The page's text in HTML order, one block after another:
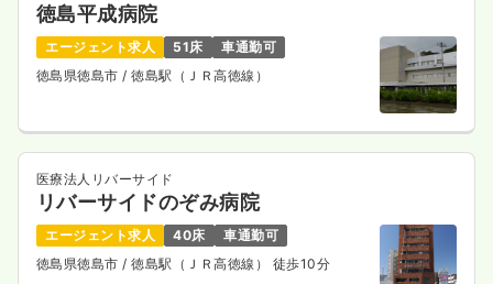
徳島平成病院
エージェント求人 51床
車通勤可
徳島県徳島市/ 徳島駅（ＪＲ高徳線）
医療法人リバーサイド
リバーサイドのぞみ病院
エージェント求人 40床
車通勤可
徳島県徳島市/ 徳島駅（ＪＲ高徳線） 徒歩10分